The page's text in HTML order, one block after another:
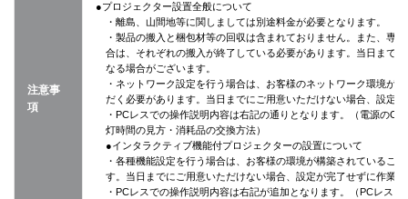
注意事
項
●プロジェクター設置全般について
・離島、山間地等に関しましては別途料金が必要となります。
・製品の搬入と梱包材等の回収は含まれておりません。また、専
合は、それぞれの搬入が終了している必要があります。当日まで
なる場合がございます。
・ネットワーク設定を行う場合は、お客様のネットワーク環境が
だく必要があります。当日までにご用意いただけない場合、設定
・PCレスでの操作説明内容は右記の通りとなります。（電源の
灯時間の見方・消耗品の交換方法）
●インタラクティブ機能付プロジェクターの設置について
・各種機能設定を行う場合は、お客様の環境が構築されているこ
す。当日までにご用意いただけない場合、設定が完了せずに作業
・PCレスでの操作説明内容は右記が追加となります。（PCレスに